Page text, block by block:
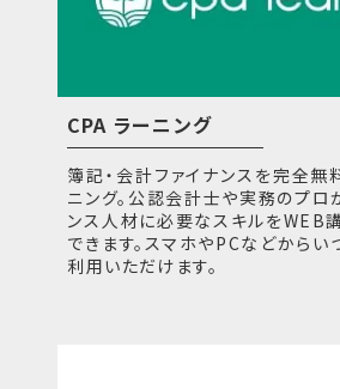
CPA ラーニング
簿記・会計ファイナンスを完全無
ニング。公認会計士や実務のプロ
ンス人材に必要なスキルをWEB
できます。スマホやPCなどからい
利用いただけます。